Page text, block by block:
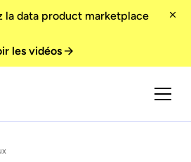
la data product marketplace
les vidéos